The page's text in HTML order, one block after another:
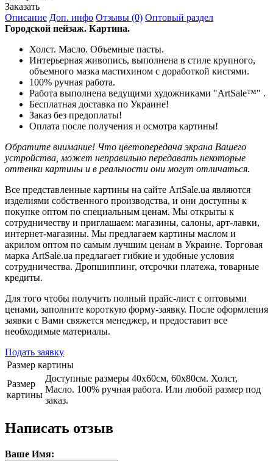
Заказать
Описание Доп. инфо Отзывы (0) Оптовый раздел
Городской пейзаж. Картина.
Холст. Масло. Объемные пасты.
Интерьерная живопись, выполнена в стиле крупного,
объемного мазка мастихином с доработкой кистями.
100% ручная работа.
Работа выполнена ведущими художниками "ArtSale™" .
Бесплатная доставка по Украине!
Заказ без предоплаты!
Оплата после получения и осмотра картины!
Обратите внимание! Что цветопередача экрана Вашего
устройства, может неправильно передавать некоторые
оттенки картины и в реальности они могут отличаться.
Все представленные картины на сайте ArtSale.ua являются
изделиями собственного производства, и они доступны к
покупке оптом по специальным ценам. Мы открыты к
сотрудничеству и приглашаем: магазины, салоны, арт-лавки,
интернет-магазины. Мы предлагаем картины маслом и
акрилом оптом по самым лучшим ценам в Украине. Торговая
марка ArtSale.ua предлагает гибкие и удобные условия
сотрудничества. Дропшиппинг, отсрочки платежа, товарные
кредиты.
Для того чтобы получить полный прайс-лист с оптовыми
ценами, заполните короткую форму-заявку. После оформления
заявки с Вами свяжется менеджер, и предоставит все
необходимые материалы.
Подать заявку
Размер картины
Размер
картины
Доступные размеры 40х60см, 60х80см. Холст,
Масло. 100% ручная работа. Или любой размер под
заказ.
Написать отзыв
Ваше Имя: